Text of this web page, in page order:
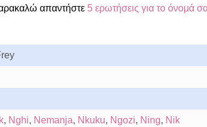
απαντήστε5 ερωτήσεις για το όνομά
, Nghi, Nemanja, Nkuku, Ngozi, Ning, Nik